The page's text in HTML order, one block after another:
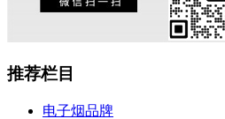
推荐栏目
电子烟品牌